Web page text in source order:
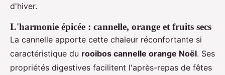
d'hiver.
L'harmonie épicée : cannelle, orange et fruits secs
La cannelle apporte cette chaleur réconfortante si
caractéristique du rooibos cannelle orange Noël. Ses
propriétés digestives facilitent l'après-repas de fêtes